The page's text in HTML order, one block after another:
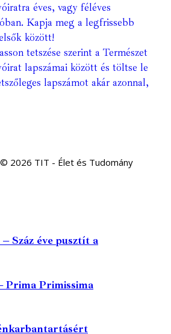
éves, vagy féléves
Kapja meg a legfrissebb
között!
tetszése szerint a Természet
lapszámai között és töltse le
lapszámot akár azonnal,
2026 TIT - Élet és Tudomány
Száz éve pusztít a
Prima Primissima